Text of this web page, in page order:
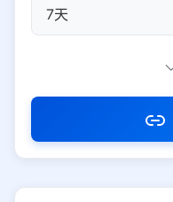
访问密码